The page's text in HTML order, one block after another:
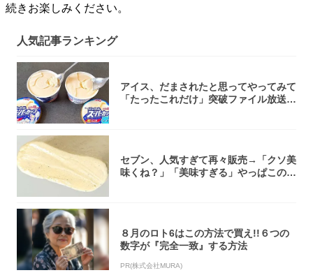
続きお楽しみください。
人気記事ランキング
アイス、だまされたと思ってやってみて
「たったこれだけ」突破ファイル放送で
セブン、人気すぎて再々販売→「クソ美
味くね？」「美味すぎる」やっぱこのク
８月のロト6はこの方法で買え!!６つの
数字が『完全一致』する方法
PR(株式会社MURA)